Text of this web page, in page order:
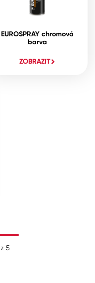
EUROSPRAY chromová
barva
ZOBRAZIT
z 5